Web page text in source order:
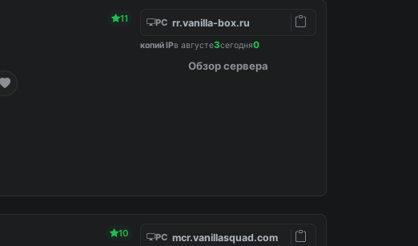
11 PC rr.vanilla-box.ru
копий IPв августе3сегодня0
Обзор сервера
10 PC mcr.vanillasquad.com